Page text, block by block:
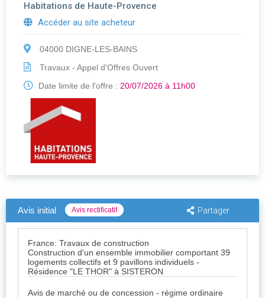
Habitations de Haute-Provence
Accéder au site acheteur
04000 DIGNE-LES-BAINS
Travaux - Appel d'Offres Ouvert
Date limite de l'offre : 20/07/2026 à 11h00
Avis initial Avis rectificatif Partager
France: Travaux de construction
Construction d'un ensemble immobilier comportant 39
logements collectifs et 9 pavillons individuels -
Résidence "LE THOR" à SISTERON
Avis de marché ou de concession - régime ordinaire